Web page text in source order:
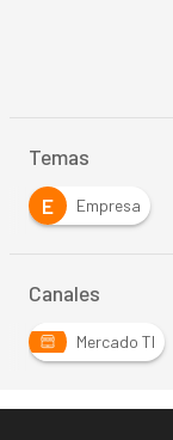
Temas
E
Empresa
Canales
Mercado TI